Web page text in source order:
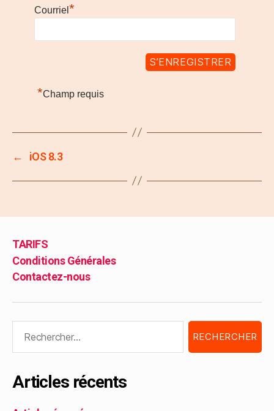
Courriel *
*Champ requis
← iOS 8.3
TARIFS
Conditions Générales
Contactez-nous
Articles récents